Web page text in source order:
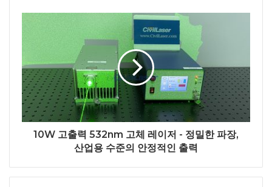
10W 고출력 532nm 고체 레이저 - 정밀한 파장,
산업용 수준의 안정적인 출력